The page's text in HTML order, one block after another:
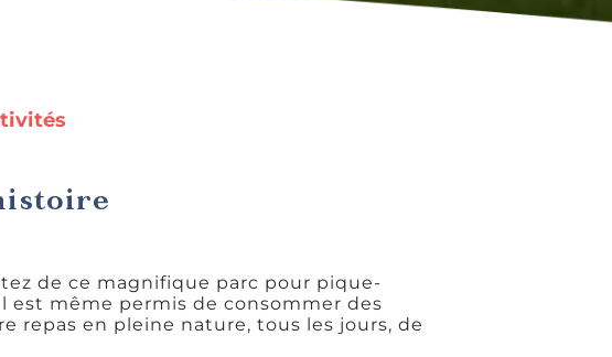
de ce magnifique parc pour pique-
est même permis de consommer des
repas en pleine nature, tous les jours, de